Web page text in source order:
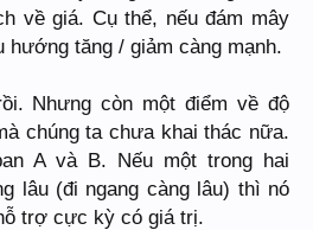
về giá. Cụ thể, nếu đám mây
hướng tăng / giảm càng mạnh.
Nhưng còn một điểm về độ
chúng ta chưa khai thác nữa.
A và B. Nếu một trong hai
lâu (đi ngang càng lâu) thì nó
trợ cực kỳ có giá trị.